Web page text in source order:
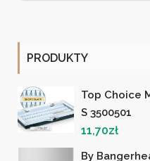
PRODUKTY
Top Choice
S 3500501
11,70zł
By